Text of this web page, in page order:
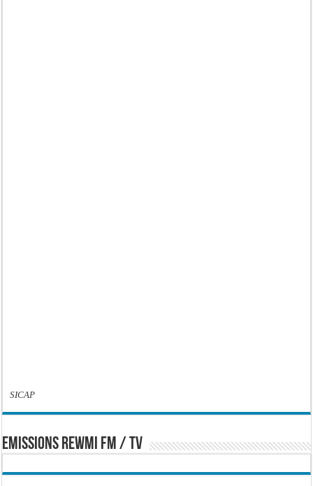
SICAP
EMISSIONS REWMI FM / TV